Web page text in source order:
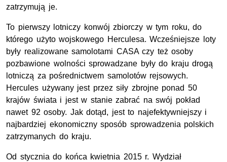
zatrzymują je.
To pierwszy lotniczy konwój zbiorczy w tym roku, do
którego użyto wojskowego Herculesa. Wcześniejsze loty
były realizowane samolotami CASA czy też osoby
pozbawione wolności sprowadzane były do kraju drogą
lotniczą za pośrednictwem samolotów rejsowych.
Hercules używany jest przez siły zbrojne ponad 50
krajów świata i jest w stanie zabrać na swój pokład
nawet 92 osoby. Jak dotąd, jest to najefektywniejszy i
najbardziej ekonomiczny sposób sprowadzenia polskich
zatrzymanych do kraju.
Od stycznia do końca kwietnia 2015 r. Wydział